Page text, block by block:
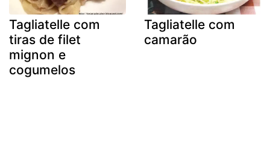
Tagliatelle com
tiras de filet
mignon e
cogumelos
Tagliatelle com
camarão